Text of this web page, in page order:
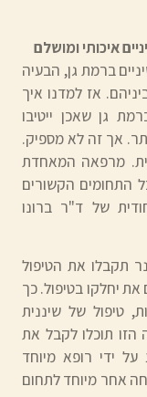
איכותי ומושלם
ברמת גן, הבעיה
אז למדנו איך
גן שאכן ייטיבו
אך זה לא מספיק.
מרפאה המאחדת
התחומים הקשורים
של ד"ר ברונו
תקבלו את הטיפול
יחלקו בטיפול. כך
טיפול של שיננית
הזו תוכלו לקבל את
ידי רופא מיוחד
אחר מיוחד לתחום